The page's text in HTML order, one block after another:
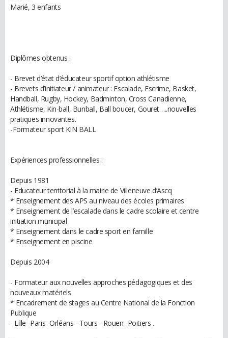
Marié, 3 enfants
Diplômes obtenus :
- Brevet d’état d’éducateur sportif option athlétisme
- Brevets d’initiateur / animateur : Escalade, Escrime, Basket,
Handball, Rugby, Hockey, Badminton, Cross Canadienne,
Athlétisme, Kin-ball, Bunball, Ball boucer, Gouret…..nouvelles
pratiques innovantes.
-Formateur sport KIN BALL
Expériences professionnelles :
Depuis 1981
- Educateur territorial à la mairie de Villeneuve d’Ascq
* Enseignement des APS au niveau des écoles primaires
* Enseignement de l’escalade dans le cadre scolaire et centre
initiation municipal
* Enseignement dans le cadre sport en famille
* Enseignement en piscine
Depuis 2004
- Formateur aux nouvelles approches pédagogiques et des
nouveaux matériels
* Encadrement de stages au Centre National de la Fonction
Publique
- Lille -Paris -Orléans –Tours –Rouen -Poitiers .